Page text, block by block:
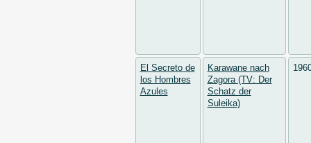
El Secreto de
los Hombres
Azules
Karawane nach
Zagora (TV: Der
Schatz der
Suleika)